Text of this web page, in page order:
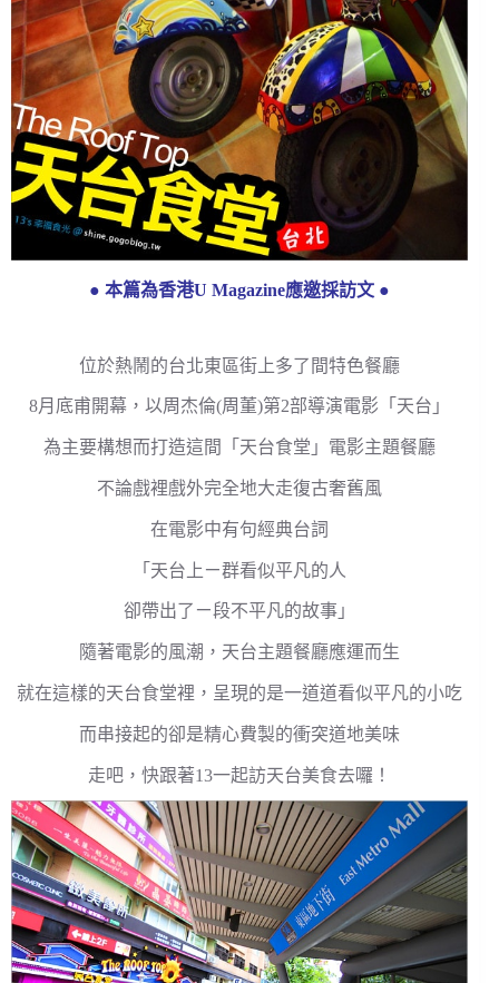
● 本篇為香港U Magazine應邀採訪文 ●
位於熱鬧的台北東區街上多了間特色餐廳
8月底甫開幕，以周杰倫(周董)第2部導演電影「天台」
為主要構想而打造這間「天台食堂」電影主題餐廳
不論戲裡戲外完全地大走復古奢舊風
在電影中有句經典台詞
「天台上ㄧ群看似平凡的人
卻帶出了ㄧ段不平凡的故事」
隨著電影的風潮，天台主題餐廳應運而生
就在這樣的天台食堂裡，呈現的是一道道看似平凡的小吃
而串接起的卻是精心費製的衝突道地美味
走吧，快跟著13一起訪天台美食去囉！